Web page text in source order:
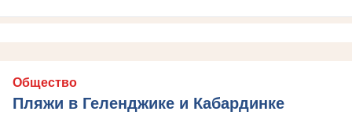
Общество
Пляжи в Геленджике и Кабардинке